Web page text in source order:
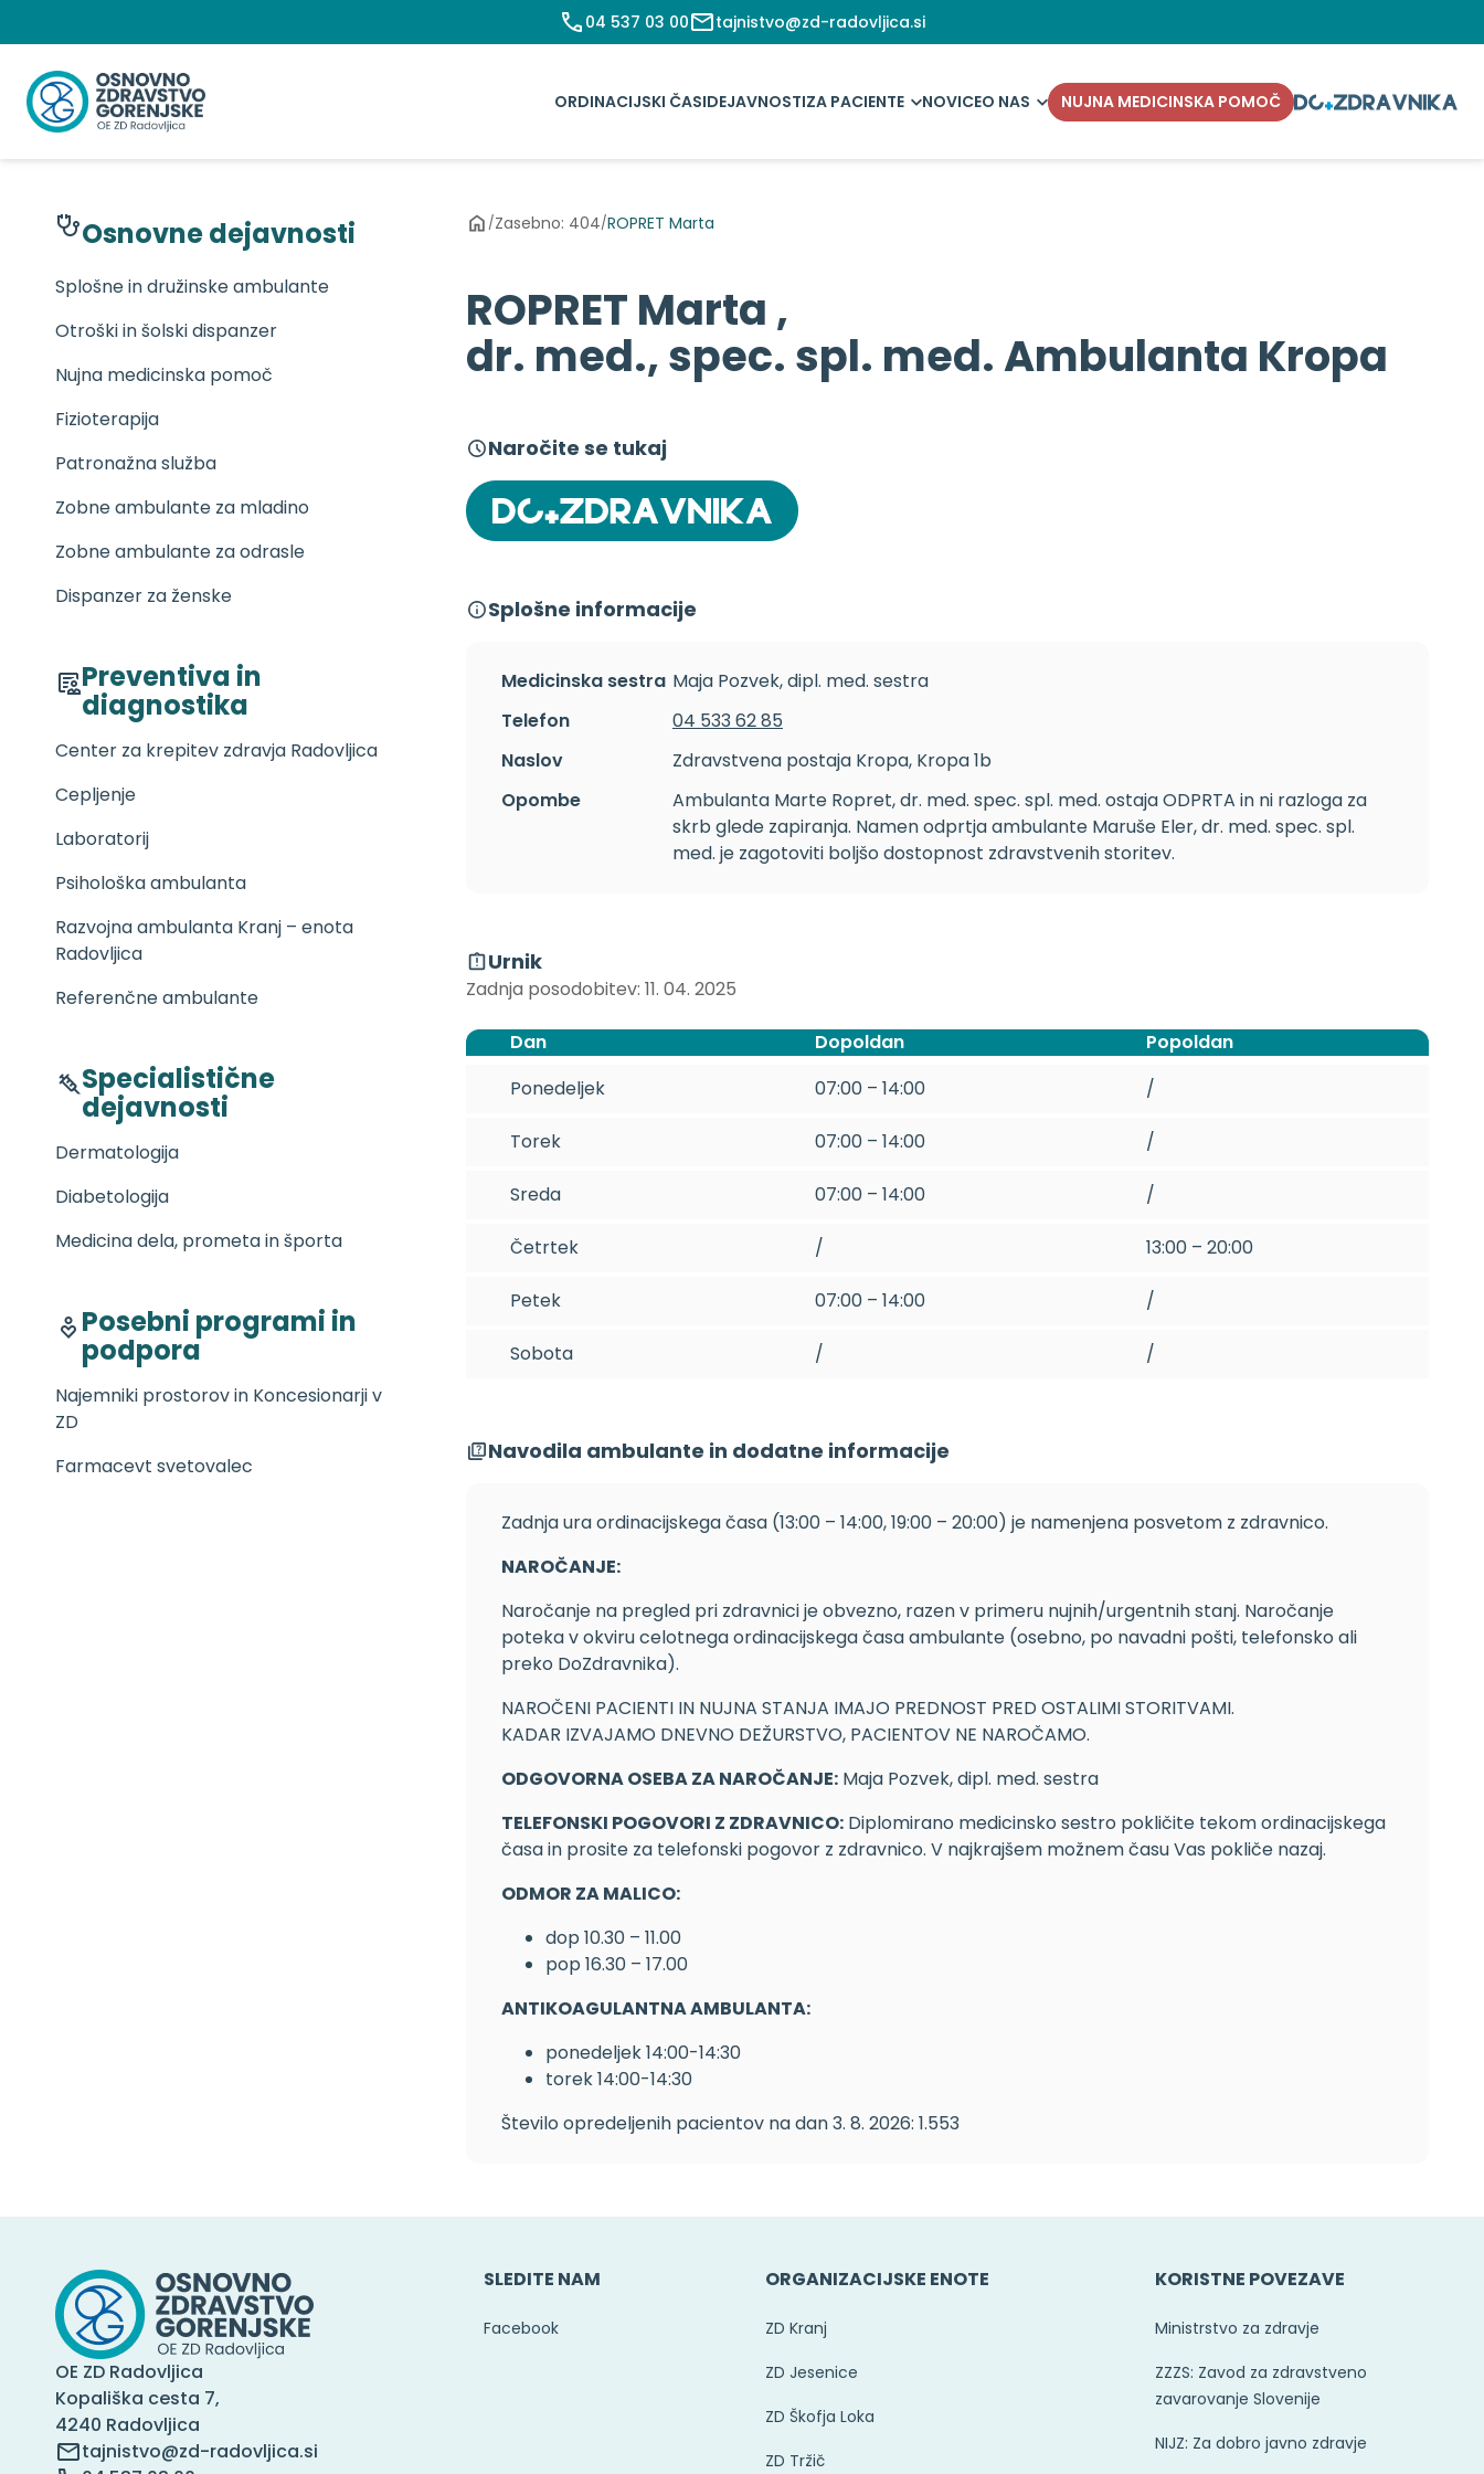
na
vsebino
04 537 03 00 tajnistvo@zd-radovljica.si
ORDINACIJSKI ČASIDEJAVNOSTIZA PACIENTE NOVICEO NAS NUJNA MEDICINSKA POMOČ
/Zasebno: 404/ROPRET Marta
ROPRET Marta ,
dr. med., spec. spl. med. Ambulanta Kropa
Naročite se tukaj
Splošne informacije
Medicinska sestra Maja Pozvek, dipl. med. sestra
Telefon
04 533 62 85
Naslov
Zdravstvena postaja Kropa, Kropa 1b
Opombe
Ambulanta Marte Ropret, dr. med. spec. spl. med. ostaja ODPRTA in ni razloga za
skrb glede zapiranja. Namen odprtja ambulante Maruše Eler, dr. med. spec. spl.
med. je zagotoviti boljšo dostopnost zdravstvenih storitev.
Urnik
Zadnja posodobitev: 11. 04. 2025
Dan Dopoldan
Popoldan
Ponedeljek
07:00 – 14:00 /
Torek 07:00 – 14:00 /
Sreda 07:00 – 14:00 /
Četrtek / 13:00 – 20:00
Petek 07:00 – 14:00 /
Sobota / /
Navodila ambulante in dodatne informacije
Zadnja ura ordinacijskega časa (13:00 – 14:00, 19:00 – 20:00) je namenjena posvetom z zdravnico.
NAROČANJE:
Naročanje na pregled pri zdravnici je obvezno, razen v primeru nujnih/urgentnih stanj. Naročanje
poteka v okviru celotnega ordinacijskega časa ambulante (osebno, po navadni pošti, telefonsko ali
preko DoZdravnika).
NAROČENI PACIENTI IN NUJNA STANJA IMAJO PREDNOST PRED OSTALIMI STORITVAMI.
KADAR IZVAJAMO DNEVNO DEŽURSTVO, PACIENTOV NE NAROČAMO.
ODGOVORNA OSEBA ZA NAROČANJE: Maja Pozvek, dipl. med. sestra
TELEFONSKI POGOVORI Z ZDRAVNICO: Diplomirano medicinsko sestro pokličite tekom ordinacijskega
časa in prosite za telefonski pogovor z zdravnico. V najkrajšem možnem času Vas pokliče nazaj.
ODMOR ZA MALICO:
dop 10.30 – 11.00
pop 16.30 – 17.00
ANTIKOAGULANTNA AMBULANTA:
ponedeljek 14:00-14:30
torek 14:00-14:30
Število opredeljenih pacientov na dan 3. 8. 2026: 1.553
Osnovne dejavnosti
Splošne in družinske ambulante
Otroški in šolski dispanzer
Nujna medicinska pomoč
Fizioterapija
Patronažna služba
Zobne ambulante za mladino
Zobne ambulante za odrasle
Dispanzer za ženske
Preventiva in
diagnostika
Center za krepitev zdravja Radovljica
Cepljenje
Laboratorij
Psihološka ambulanta
Razvojna ambulanta Kranj – enota
Radovljica
Referenčne ambulante
Specialistične
dejavnosti
Dermatologija
Diabetologija
Medicina dela, prometa in športa
Posebni programi in
podpora
Najemniki prostorov in Koncesionarji v
ZD
Farmacevt svetovalec
OE ZD Radovljica
Kopališka cesta 7,
4240 Radovljica
tajnistvo@zd-radovljica.si
SLEDITE NAM
Facebook
ORGANIZACIJSKE ENOTE
ZD Kranj
ZD Jesenice
ZD Škofja Loka
ZD Tržič
KORISTNE POVEZAVE
Ministrstvo za zdravje
ZZZS: Zavod za zdravstveno
zavarovanje Slovenije
NIJZ: Za dobro javno zdravje